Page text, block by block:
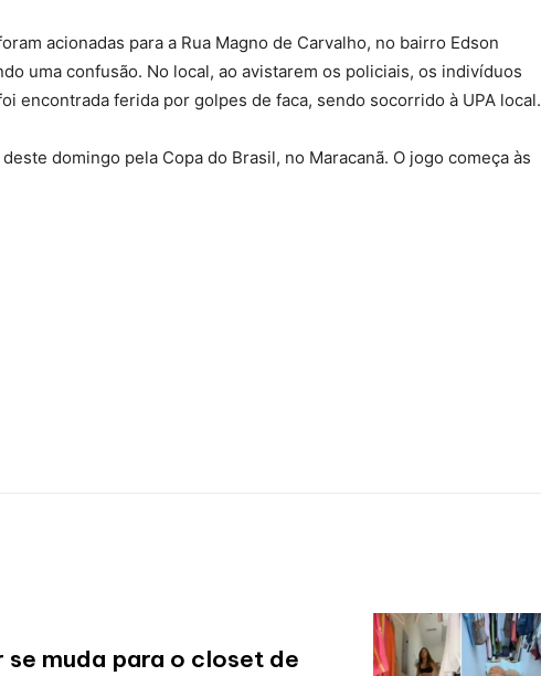
acionadas para a Rua Magno de Carvalho, no bairro Edson
uma confusão. No local, ao avistarem os policiais, os indivíduos
encontrada ferida por golpes de faca, sendo socorrido à UPA local.
domingo pela Copa do Brasil, no Maracanã. O jogo começa às
muda para o closet de